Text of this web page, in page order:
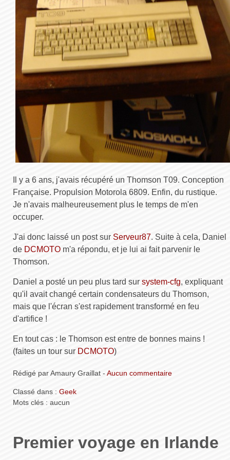
Il y a 6 ans, j'avais récupéré un Thomson T09. Conception
Française. Propulsion Motorola 6809. Enfin, du rustique.
Je n'avais malheureusement plus le temps de m'en
occuper.
J'ai donc laissé un post sur Serveur87. Suite à cela, Daniel
de DCMOTO m'a répondu, et je lui ai fait parvenir le
Thomson.
Daniel a posté un peu plus tard sur system-cfg, expliquant
qu'il avait changé certain condensateurs du Thomson,
mais que l'écran s'est rapidement transformé en feu
d'artifice !
En tout cas : le Thomson est entre de bonnes mains !
(faites un tour sur DCMOTO)
Rédigé par Amaury Graillat - Aucun commentaire
Classé dans : Geek
Mots clés : aucun
Premier voyage en Irlande